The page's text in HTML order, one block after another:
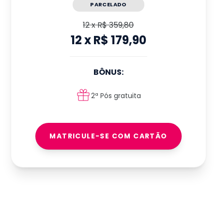
PARCELADO
12xR$ 359,80
12xR$ 179,90
BÔNUS:
2ª Pós gratuita
MATRICULE-SE COM CARTÃO